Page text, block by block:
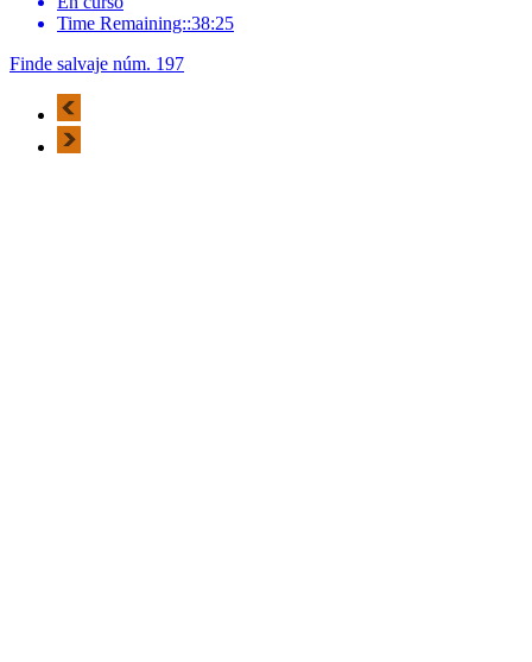
Time Remaining::38:25
Finde salvaje núm. 197